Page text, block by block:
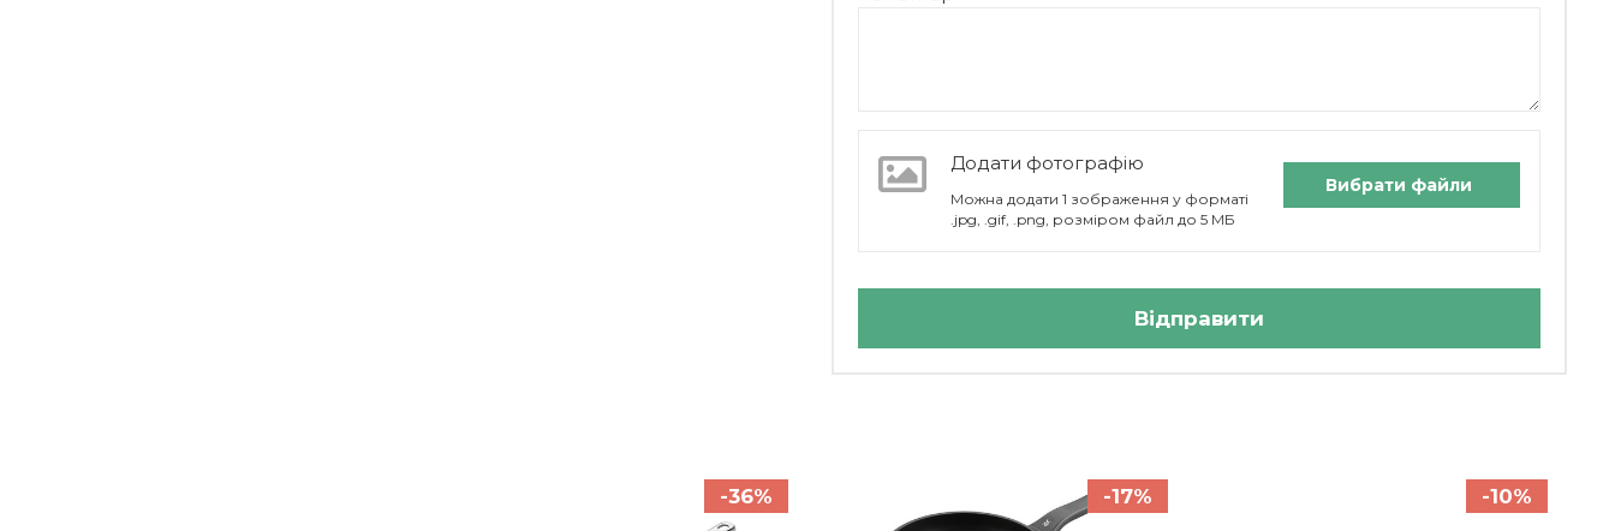
Додати фотографію
Можна додати 1 зображення у форматі
.jpg, .gif, .png, розміром файл до 5 МБ
Вибрати файли
Відправити
-36% -17% -10%